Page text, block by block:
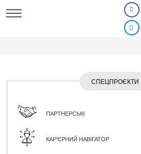
СПЕЦПРОЄКТИ
ПАРТНЕРСЬКІ
КАР'ЄРНИЙ НАВІГАТОР